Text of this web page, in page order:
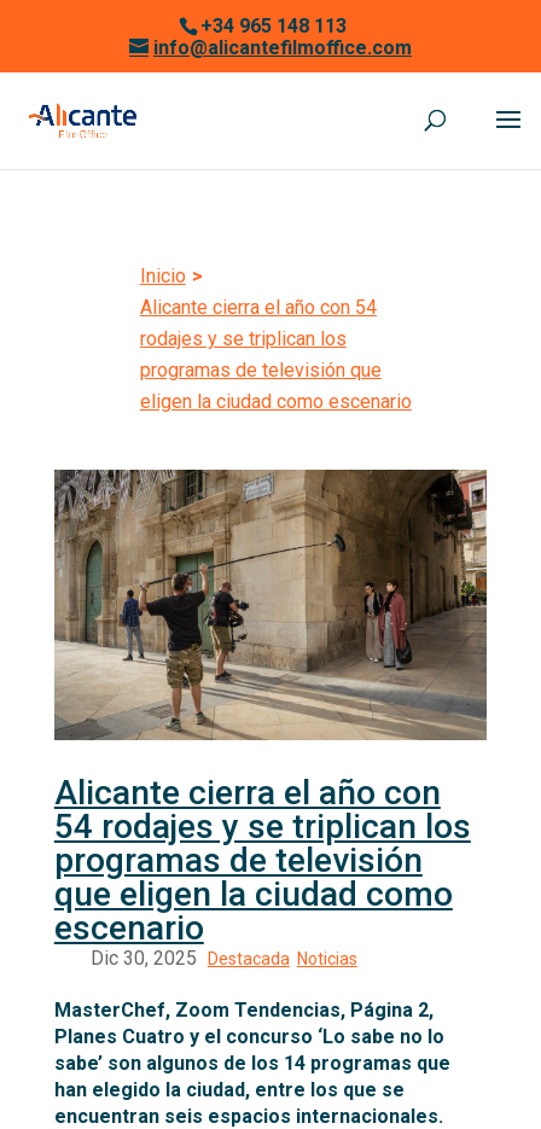
+34 965 148 113
info@alicantefilmoffice.com
Inicio >
Alicante cierra el año con 54
rodajes y se triplican los
programas de televisión que
eligen la ciudad como escenario
Alicante cierra el año con
54 rodajes y se triplican los
programas de televisión
que eligen la ciudad como
escenario
MasterChef, Zoom Tendencias, Página 2,
Planes Cuatro y el concurso ‘Lo sabe no lo
sabe’ son algunos de los 14 programas que
han elegido la ciudad, entre los que se
encuentran seis espacios internacionales.